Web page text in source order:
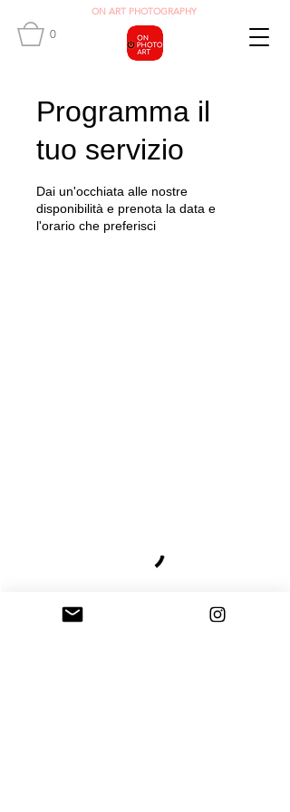
0
ON ART PHOTOGRAPHY
Programma il
tuo servizio
Dai un'occhiata alle nostre
disponibilità e prenota la data e
l'orario che preferisci